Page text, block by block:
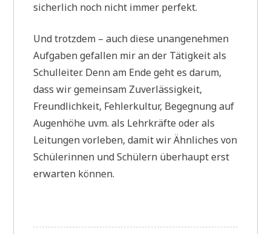
sicherlich noch nicht immer perfekt.
Und trotzdem – auch diese unangenehmen
Aufgaben gefallen mir an der Tätigkeit als
Schulleiter. Denn am Ende geht es darum,
dass wir gemeinsam Zuverlässigkeit,
Freundlichkeit, Fehlerkultur, Begegnung auf
Augenhöhe uvm. als Lehrkräfte oder als
Leitungen vorleben, damit wir Ähnliches von
Schülerinnen und Schülern überhaupt erst
erwarten können.